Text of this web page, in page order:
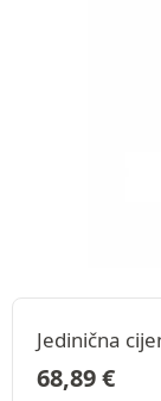
Jedinična
68,89€